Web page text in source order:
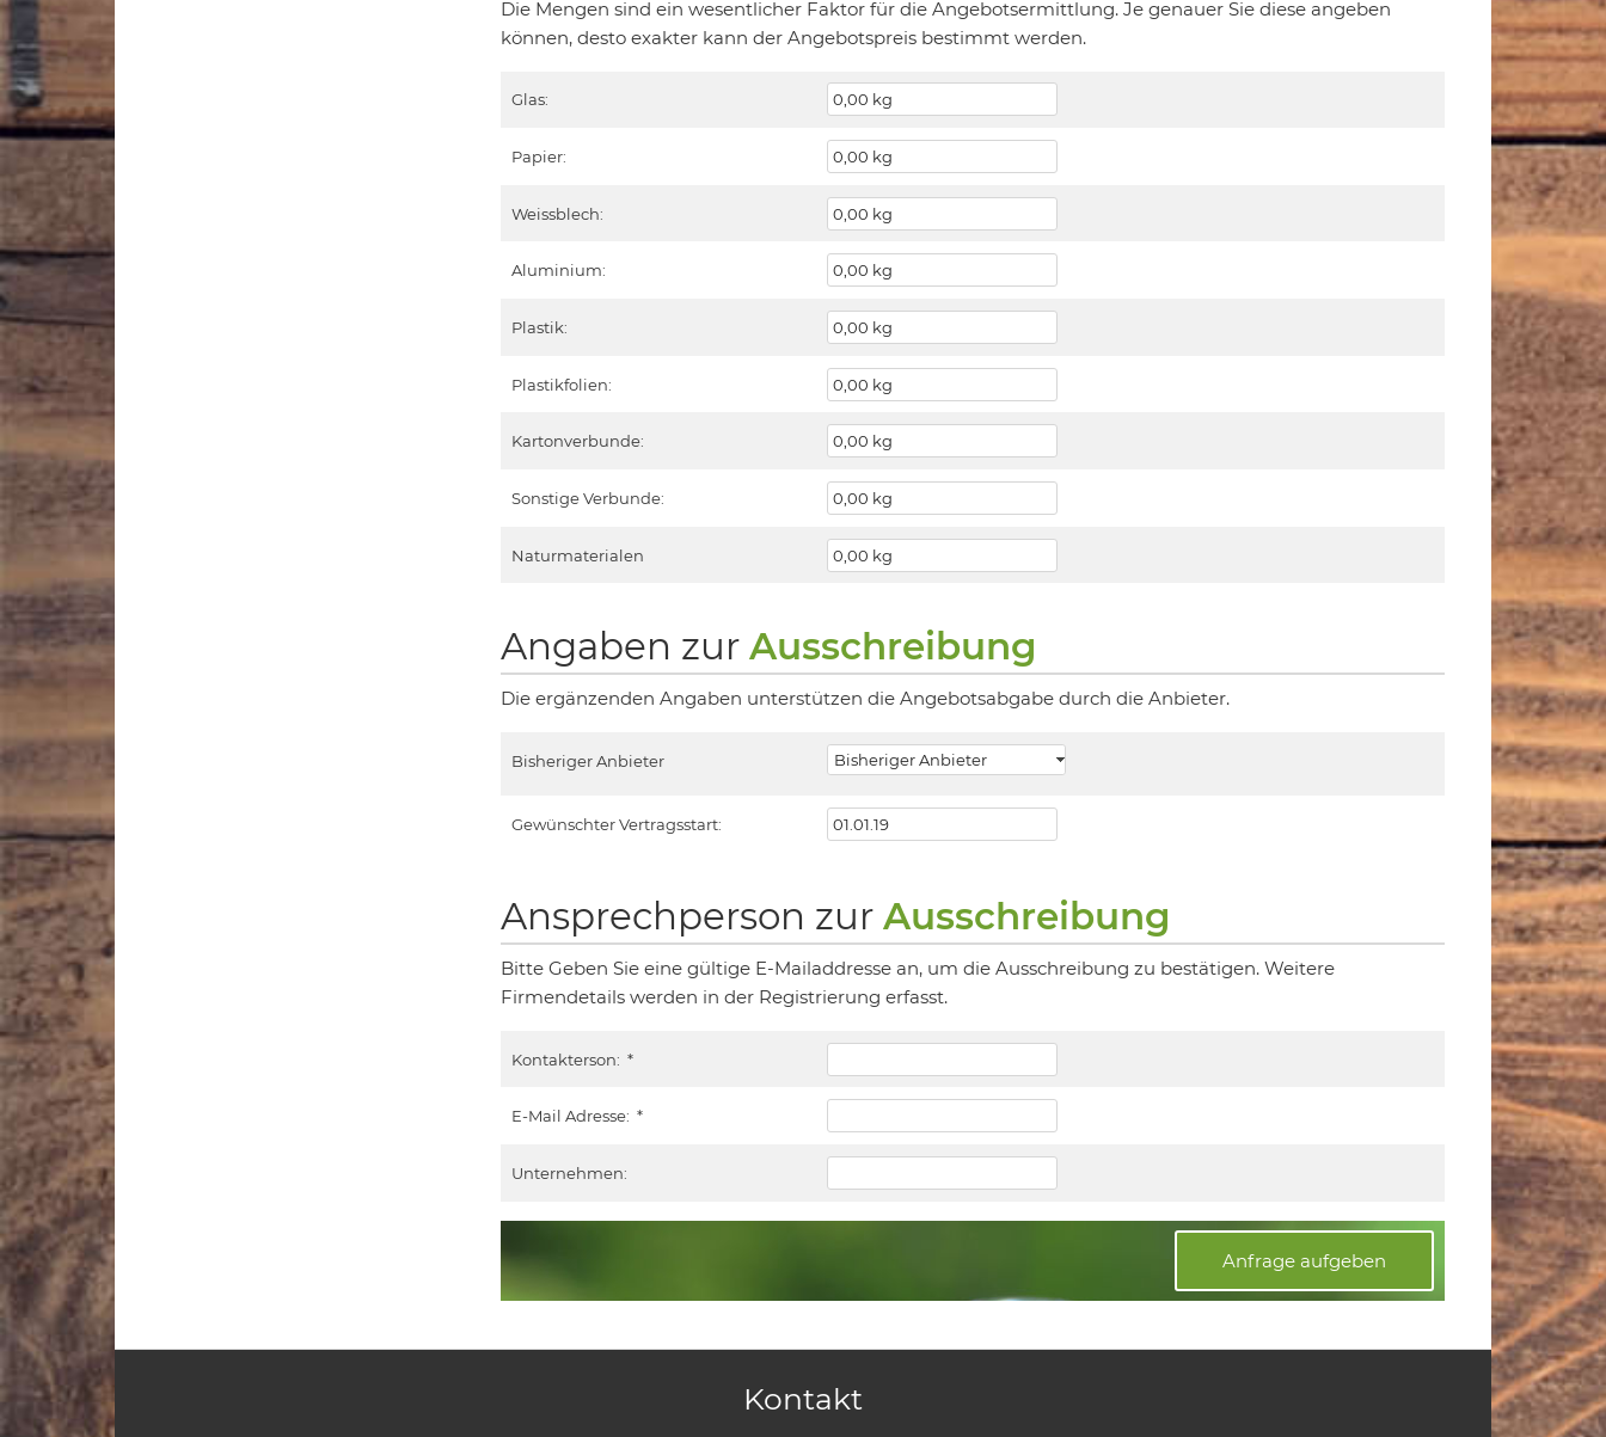
Die Mengen sind ein wesentlicher Faktor für die Angebotsermittlung. Je genauer Sie diese angeben
können, desto exakter kann der Angebotspreis bestimmt werden.
Glas:
Papier:
Weissblech:
Aluminium:
Plastik:
Plastikfolien:
Kartonverbunde:
Sonstige Verbunde:
Naturmaterialen
Angaben zur Ausschreibung
Die ergänzenden Angaben unterstützen die Angebotsabgabe durch die Anbieter.
Bisheriger Anbieter
Gewünschter Vertragsstart:
Ansprechperson zur Ausschreibung
Bitte Geben Sie eine gültige E-Mailaddresse an, um die Ausschreibung zu bestätigen. Weitere
Firmendetails werden in der Registrierung erfasst.
Kontakterson: *
E-Mail Adresse: *
Unternehmen:
Anfrage aufgeben
Kontakt